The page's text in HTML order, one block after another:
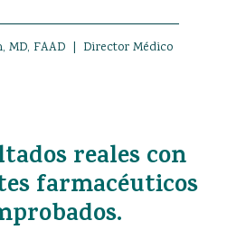
MD, FAAD | Director Médico
reales con
farmacéuticos